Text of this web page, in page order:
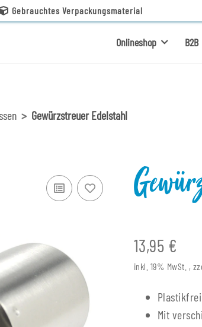
Gebrauchtes Verpackungsmaterial
Onlineshop B2B
Gewürzstreuer Edelstahl
13,95 €
inkl. 19% MwSt. ,
Plastikfrei
Mit